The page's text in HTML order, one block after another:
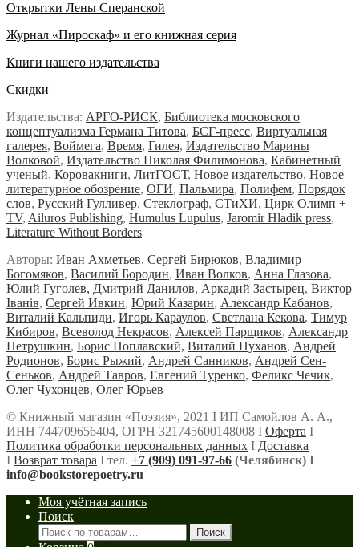
Открытки Лены Сперанской
Журнал «Пироскаф» и его книжная серия
Книги нашего издательства
Скидки
Издательства: АРГО-РИСК, Библиотека московского
концептуализма Германа Титова, БСГ-пресс, Виртуальная
галерея, Воймега, Время, Гилея, Издательство Марины
Волковой, Издательство Николая Филимонова, Кабинетный
ученый, Коровакниги, ЛитГОСТ, Новое издательство, Новое
литературное обозрение, ОГИ, Пальмира, Полифем, Порядок
слов, Русский Гулливер, Стеклограф, СТиХИ, Цирк Олимп +
TV, Ailuros Publishing, Humulus Lupulus, Jaromir Hladik press,
Literature Without Borders
Авторы: Иван Ахметьев, Сергей Бирюков, Владимир
Богомяков, Василий Бородин, Иван Волков, Анна Глазова,
Юлий Гуголев, Дмитрий Данилов, Аркадий Застырец, Виктор
Iванiв, Сергей Ивкин, Юрий Казарин, Александр Кабанов,
Виталий Кальпиди, Игорь Караулов, Светлана Кекова, Тимур
Кибиров, Всеволод Некрасов, Алексей Парщиков, Александр
Петрушкин, Борис Поплавский, Виталий Пуханов, Андрей
Родионов, Борис Рыжий, Андрей Санников, Андрей Сен-
Сеньков, Андрей Тавров, Евгений Туренко, Феликс Чечик,
Олег Чухонцев, Олег Юрьев
© Книжный магазин «Поэзия», 2021 Ι ИП Самойлов А. А.,
ИНН 744709656404, ОГРН 321745600148008 Ι Оферта Ι
Политика обработки персональных данных Ι Доставка
Ι Возврат товара Ι тел. +7 (909) 091-97-66 (Челябинск) Ι
info@bookstorepoetry.ru
Моя учётная запись
Поиск
Искать:
Поиск